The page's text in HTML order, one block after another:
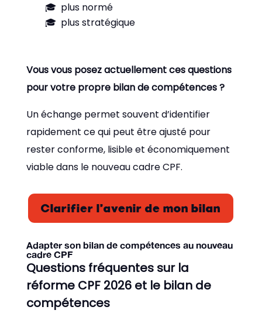
plus normé
plus stratégique
Vous vous posez actuellement ces questions
pour votre propre bilan de compétences ?
Un échange permet souvent d’identifier
rapidement ce qui peut être ajusté pour
rester conforme, lisible et économiquement
viable dans le nouveau cadre CPF.
Clarifier l’avenir de mon bilan
Adapter son bilan de compétences au nouveau
cadre CPF
Questions fréquentes sur la
réforme CPF 2026 et le bilan de
compétences